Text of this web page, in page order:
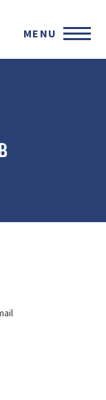
MENU